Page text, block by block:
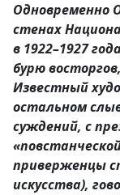
Одновременно
стенах
в 1922–1927
бурю
Известный
остальном
суждений, с
приверженцы
искусства),